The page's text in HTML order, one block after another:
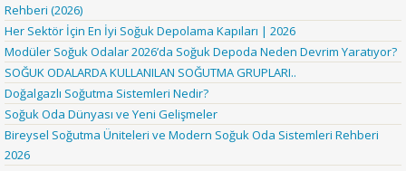
Rehberi (2026)
Her Sektör İçin En İyi Soğuk Depolama Kapıları | 2026
Modüler Soğuk Odalar 2026’da Soğuk Depoda Neden Devrim Yaratıyor?
SOĞUK ODALARDA KULLANILAN SOĞUTMA GRUPLARI..
Doğalgazlı Soğutma Sistemleri Nedir?
Soğuk Oda Dünyası ve Yeni Gelişmeler
Bireysel Soğutma Üniteleri ve Modern Soğuk Oda Sistemleri Rehberi
2026